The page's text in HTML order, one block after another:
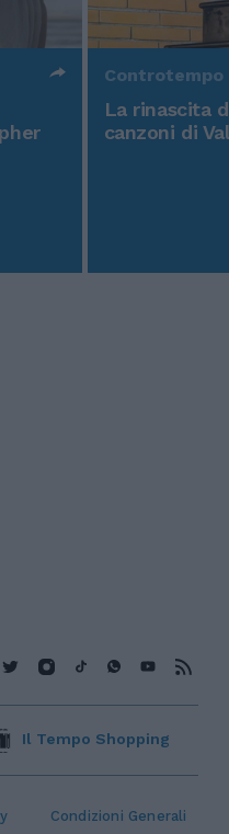
Controtempo
La rinascita
canzoni di
Condizioni Generali
Il Tempo Shopping